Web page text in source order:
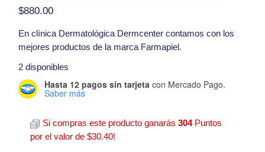
$880.00
En clínica Dermatológica Dermcenter contamos con los
mejores productos de la marca Farmapiel.
Presentación:
Hola, tengo una duda con respecto al producto
Sodimel Suero Facial Antioxidante 30ml
2 disponibles
Hasta 12 pagos sin tarjeta con Mercado Pago.
Saber más
Si compras este producto ganarás304Puntos
por el valor de$30.40!